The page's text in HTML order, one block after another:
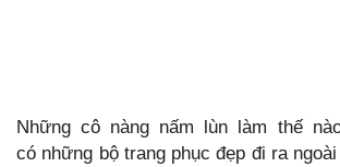
Những cô nàng nấm lùn làm thế
có những bộ trang phục đẹp đi ra